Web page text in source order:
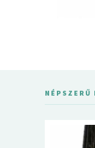
NÉPSZERŰ